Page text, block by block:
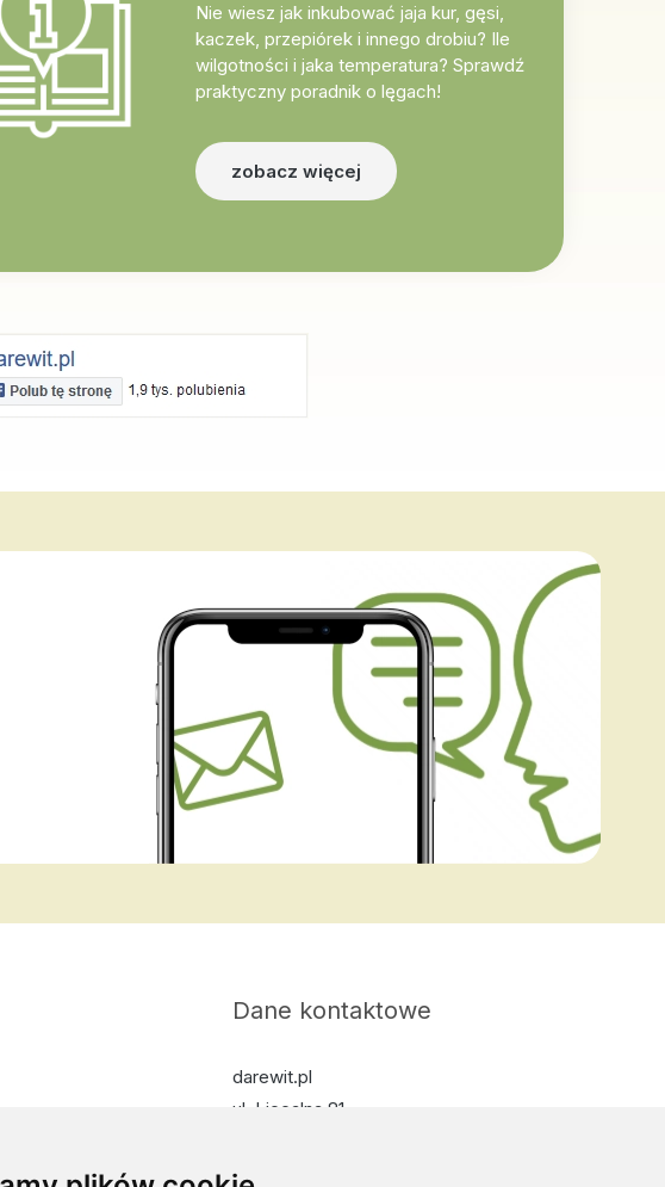
Nie wiesz jak inkubować jaja kur, gęsi,
kaczek, przepiórek i innego drobiu? Ile
wilgotności i jaka temperatura? Sprawdź
praktyczny poradnik o lęgach!
zobacz więcej
Dane kontaktowe
darewit.pl
ul. Licealna 81